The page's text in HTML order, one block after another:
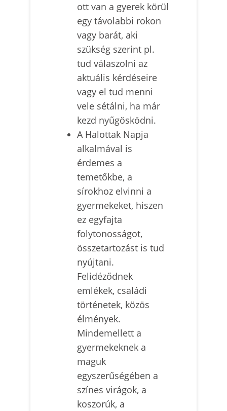
ott van a gyerek körül
egy távolabbi rokon
vagy barát, aki
szükség szerint pl.
tud válaszolni az
aktuális kérdéseire
vagy el tud menni
vele sétálni, ha már
kezd nyűgösködni.
A Halottak Napja
alkalmával is
érdemes a
temetőkbe, a
sírokhoz elvinni a
gyermekeket, hiszen
ez egyfajta
folytonosságot,
összetartozást is tud
nyújtani.
Felidéződnek
emlékek, családi
történetek, közös
élmények.
Mindemellett a
gyermekeknek a
maguk
egyszerűségében a
színes virágok, a
koszorúk, a